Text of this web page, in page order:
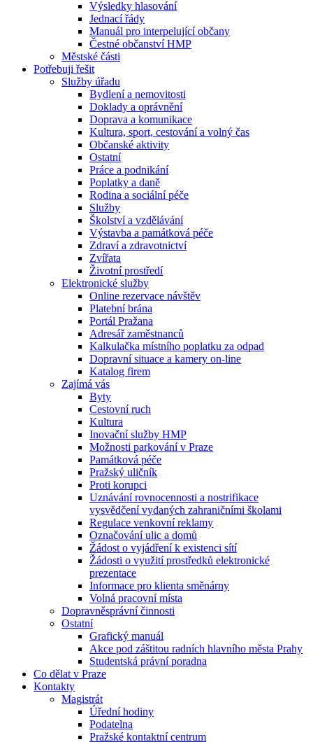
Výsledky hlasování
Jednací řády
Manuál pro interpelující občany
Čestné občanství HMP
Městské části
Potřebuji řešit
Služby úřadu
Bydlení a nemovitosti
Doklady a oprávnění
Doprava a komunikace
Kultura, sport, cestování a volný čas
Občanské aktivity
Ostatní
Práce a podnikání
Poplatky a daně
Rodina a sociální péče
Služby
Školství a vzdělávání
Výstavba a památková péče
Zdraví a zdravotnictví
Zvířata
Životní prostředí
Elektronické služby
Online rezervace návštěv
Platební brána
Portál Pražana
Adresář zaměstnanců
Kalkulačka místního poplatku za odpad
Dopravní situace a kamery on-line
Katalog firem
Zajímá vás
Byty
Cestovní ruch
Kultura
Inovační služby HMP
Možnosti parkování v Praze
Památková péče
Pražský uličník
Proti korupci
Uznávání rovnocennosti a nostrifikace
vysvědčení vydaných zahraničními školami
Regulace venkovní reklamy
Označování ulic a domů
Žádost o vyjádření k existenci sítí
Žádosti o využití prostředků elektronické
prezentace
Informace pro klienta směnárny
Volná pracovní místa
Dopravněsprávní činnosti
Ostatní
Grafický manuál
Akce pod záštitou radních hlavního města Prahy
Studentská právní poradna
Co dělat v Praze
Kontakty
Magistrát
Úřední hodiny
Podatelna
Pražské kontaktní centrum